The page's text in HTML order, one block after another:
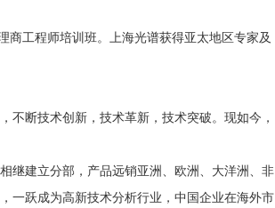
商工程师培训班。上海光谱获得亚太地区专家及
不断技术创新，技术革新，技术突破。现如今，
继建立分部，产品远销亚洲、欧洲、大洋洲、非
一跃成为高新技术分析行业，中国企业在海外市